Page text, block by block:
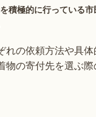
積極的に行っている
れの依頼方法や具
物の寄付先を選ぶ